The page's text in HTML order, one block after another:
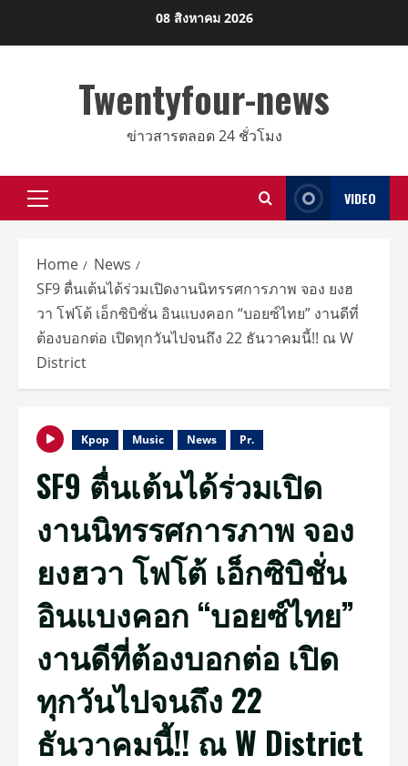
08 สิงหาคม 2026
Twentyfour-news
ข่าวสารตลอด 24 ชั่วโมง
Primary
VIDEO
Home
News
SF9 ตื่นเต้นได้ร่วมเปิดงานนิทรรศการภาพ จอง ยงฮ
วา โฟโต้ เอ็กซิบิชั่น อินแบงคอก “บอยซ์ไทย” งานดีที่
ต้องบอกต่อ เปิดทุกวันไปจนถึง 22 ธันวาคมนี้!! ณ W
District
Kpop Music News Pr.
SF9 ตื่นเต้นได้ร่วมเปิด
งานนิทรรศการภาพ จอง
ยงฮวา โฟโต้ เอ็กซิบิชั่น
อินแบงคอก “บอยซ์ไทย”
งานดีที่ต้องบอกต่อ เปิด
ทุกวันไปจนถึง 22
ธันวาคมนี้!! ณ W District